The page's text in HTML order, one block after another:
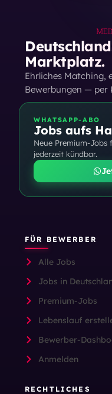
Marktplatz.
Ehrliches Matching,
Bewerbungen — per
WHATSAPP-ABO
Jobs aufs
Neue Premium-Jobs
jederzeit kündbar.
FÜR BEWERBER
Alle Jobs
Jobs in
Premium-Jobs
Lebenslauf
Bewerber-
Anmelden
RECHTLICHES